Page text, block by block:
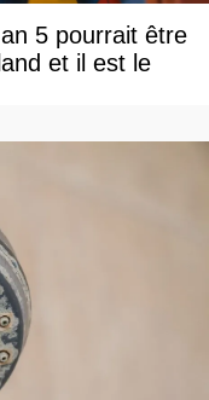
5 pourrait être
et il est le